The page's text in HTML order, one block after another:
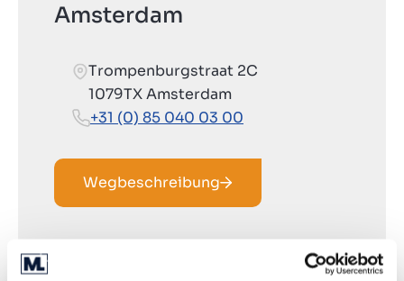
Amsterdam
Trompenburgstraat 2C
1079TX Amsterdam
+31 (0) 85 040 03 00
Wegbeschreibung